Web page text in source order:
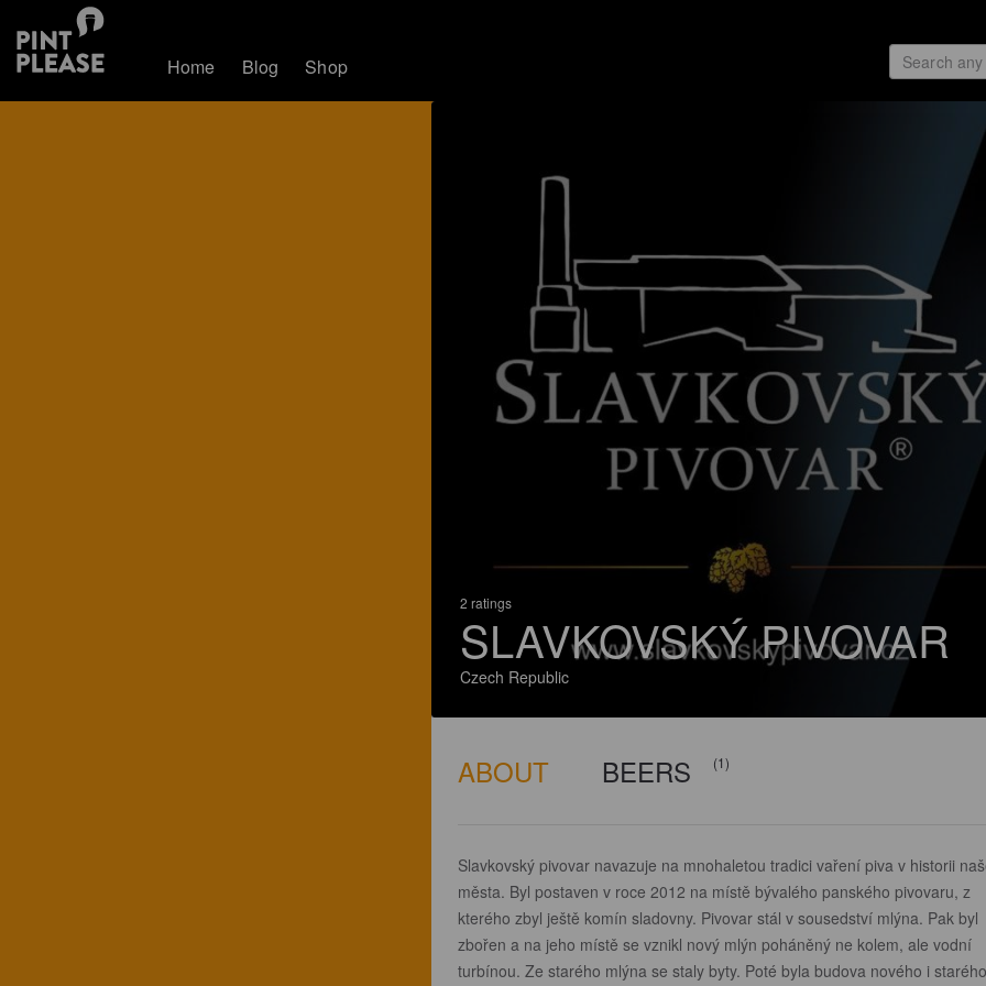
Home Blog Shop
2 ratings
SLAVKOVSKÝ PIVOVAR
Czech Republic
ABOUT BEERS (1)
Slavkovský pivovar navazuje na mnohaletou tradici vaření piva v historii
města. Byl postaven v roce 2012 na místě bývalého panského pivovaru, z
kterého zbyl ještě komín sladovny. Pivovar stál v sousedství mlýna. Pak byl
zbořen a na jeho místě se vznikl nový mlýn poháněný ne kolem, ale vodní
turbínou. Ze starého mlýna se staly byty. Poté byla budova nového i starého